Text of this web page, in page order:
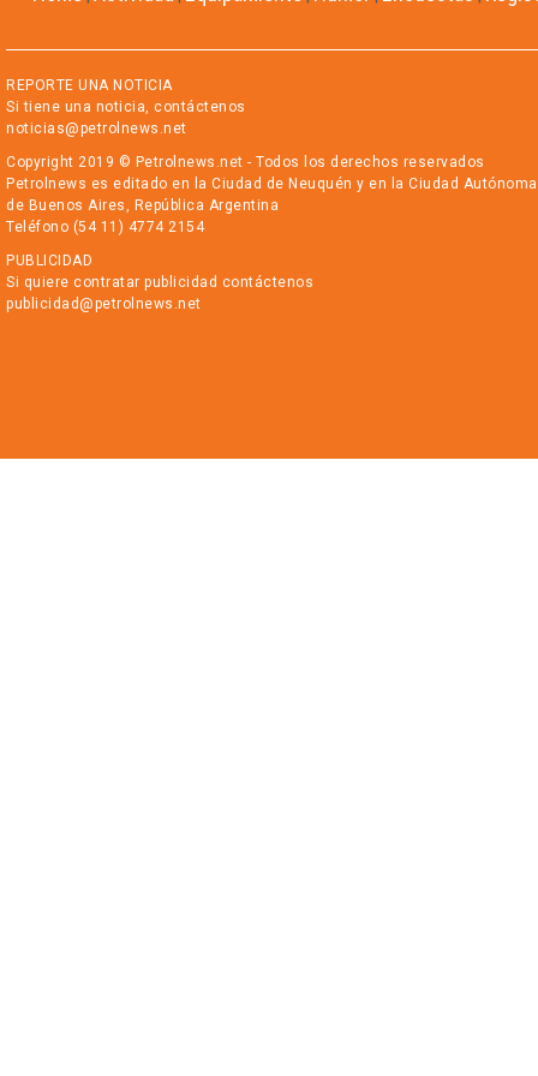
REPORTE UNA NOTICIA
Si tiene una noticia, contáctenos
noticias@petrolnews.net
Copyright 2019 © Petrolnews.net - Todos los derechos reservados
Petrolnews es editado en la Ciudad de Neuquén y en la Ciudad Autónoma
de Buenos Aires, República Argentina
Teléfono (54 11) 4774 2154
PUBLICIDAD
Si quiere contratar publicidad contáctenos
publicidad@petrolnews.net